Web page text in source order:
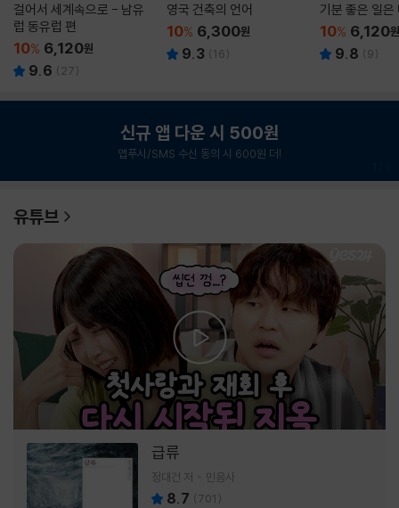
걸어서 세계속으로 - 남유
럽 동유럽 편
10% 6,120원
9.6 ( 27)
영국 건축의 언어
10% 6,300원
9.3 (16)
기분 좋은 일은
10% 6,120원
9.8 (9)
신규 앱 다운 시 500원
앱푸시/SMS 수신 동의 시 600원 더!
유튜브
급류
정대건 저 민음사
8.7 (701 )